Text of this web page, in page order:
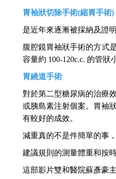
胃袖狀切除手術(縮胃手術)
是近年來逐漸被採納及證
腹腔鏡胃袖狀手術的方式
容量約 100-120c.c. 的管狀
胃繞道手術
對於第二型糖尿病的治療
或胰島素注射個案。胃袖
有較好的成效。
減重真的不是件簡單的事
建議規則的測量體重和按
這部影片雙和醫院蘇彥豪